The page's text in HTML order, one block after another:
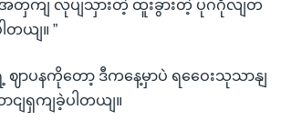
အတှကျ လုပျသှားတဲ့ ထူးခွားတဲ့ ပုဂ်ဂိုလျတ
တယျ။ ”
ဈာပနကိုတော့ ဒီကနေ့မှာပဲ ရဝေေးသုသာနျ
ာငျရှကျခဲ့ပါတယျ။